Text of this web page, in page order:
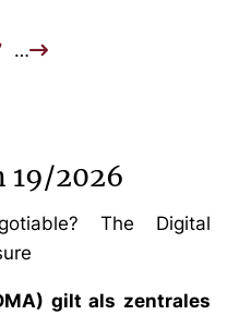
…
19/2026
The Digital
gilt als zentrales